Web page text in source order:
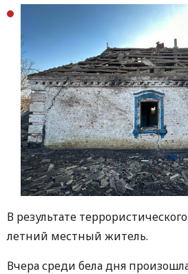
В результате
летний местный житель.
Вчера среди бела дня